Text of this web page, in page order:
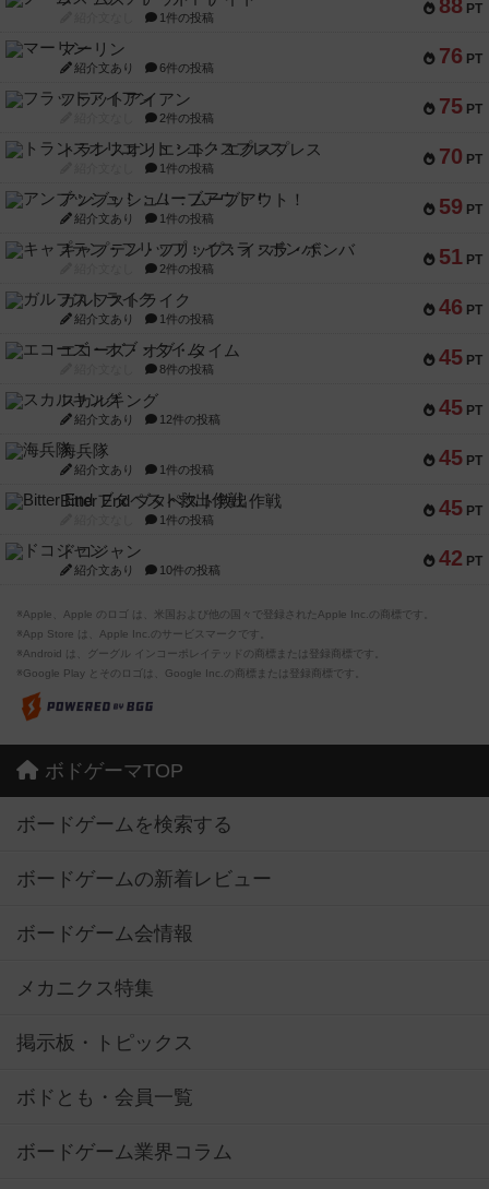
88 PT
1件の投稿
76 PT
マーリン
紹介文あり 6件の投稿
75 PT
フラットアイアン
2件の投稿
70 PT
トランスオリエント・エクスプレス
1件の投稿
59 PT
アンブッシュ！：ムーブアウト！
紹介文あり 1件の投稿
51 PT
キャプテン・フリップ：イスラ・ボンバ
2件の投稿
46 PT
ガルフストライク
紹介文あり 1件の投稿
45 PT
エコーズ・オブ・タイム
8件の投稿
45 PT
スカルキング
紹介文あり 12件の投稿
45 PT
海兵隊
紹介文あり 1件の投稿
45 PT
Bitter End ブタペスト救出作戦
1件の投稿
42 PT
ドコジャン
紹介文あり 10件の投稿
※Apple、Apple のロゴ は、米国および他の国々で登録されたApple Inc.の商標です。
※App Store は、Apple Inc.のサービスマークです。
※Android は、グーグル インコーポレイテッドの商標または登録商標です。
※Google Play とそのロゴは、Google Inc.の商標または登録商標です。
ボドゲーマTOP
ボードゲームを検索する
ボードゲームの新着レビュー
ボードゲーム会情報
メカニクス特集
掲示板・トピックス
ボドとも・会員一覧
ボードゲーム業界コラム